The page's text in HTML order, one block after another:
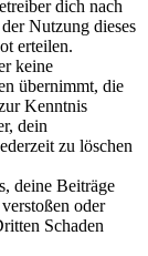
dich nach
Nutzung dieses
erteilen.
keine
übernimmt, die
Kenntnis
dein
zu löschen
deine Beiträge
oder
Schaden